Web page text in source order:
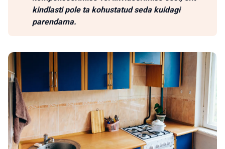
kindlasti pole ta kohustatud seda kuidagi
parendama.